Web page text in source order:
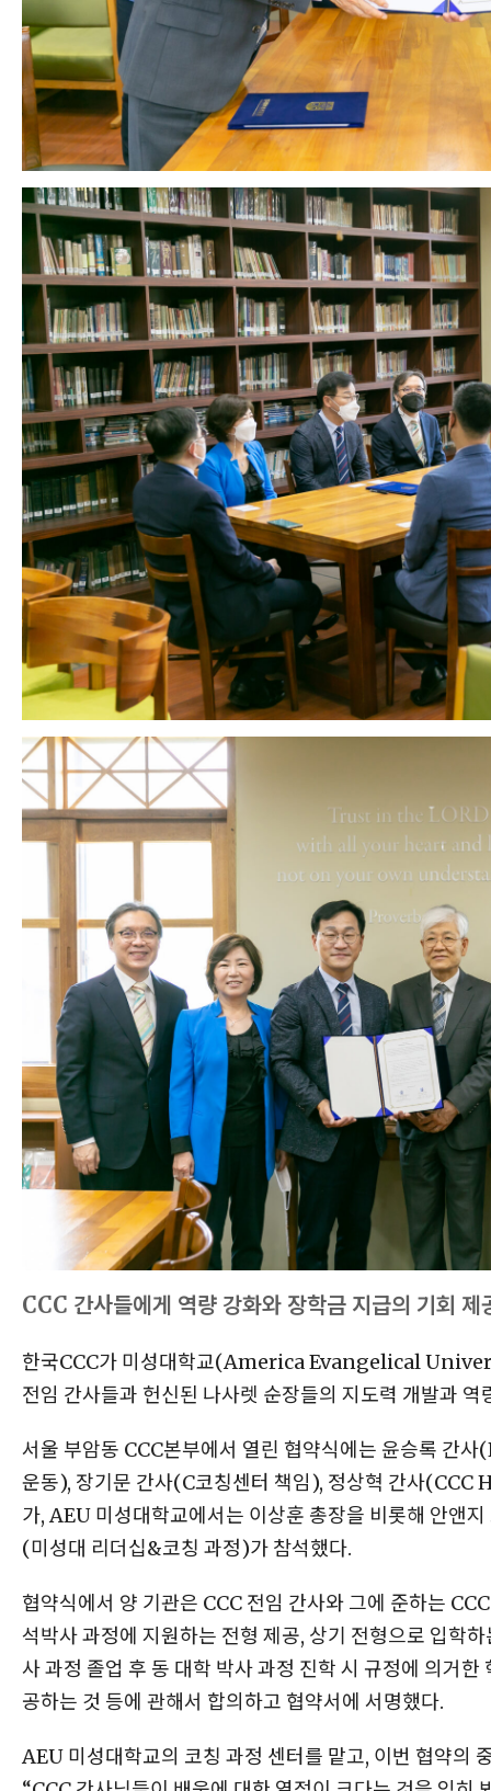
CCC 간사들에게 역량 강화와 장학금 지급의 기회 제
한국CCC가 미성대학교(America Evangelical
전임 간사들과 헌신된 나사렛 순장들의 지도력 개발과
서울 부암동 CCC본부에서 열린 협약식에는 윤승록 간
운동), 장기문 간사(C코칭센터 책임), 정상혁 간사(CCC
가, AEU 미성대학교에서는 이상훈 총장을 비롯해 안앤
(미성대 리더십&코칭 과정)가 참석했다.
협약식에서 양 기관은 CCC 전임 간사와 그에 준하는
석박사 과정에 지원하는 전형 제공, 상기 전형으로 입학
사 과정 졸업 후 동 대학 박사 과정 진학 시 규정에 의거
공하는 것 등에 관해서 합의하고 협약서에 서명했다.
AEU 미성대학교의 코칭 과정 센터를 맡고, 이번 협약의